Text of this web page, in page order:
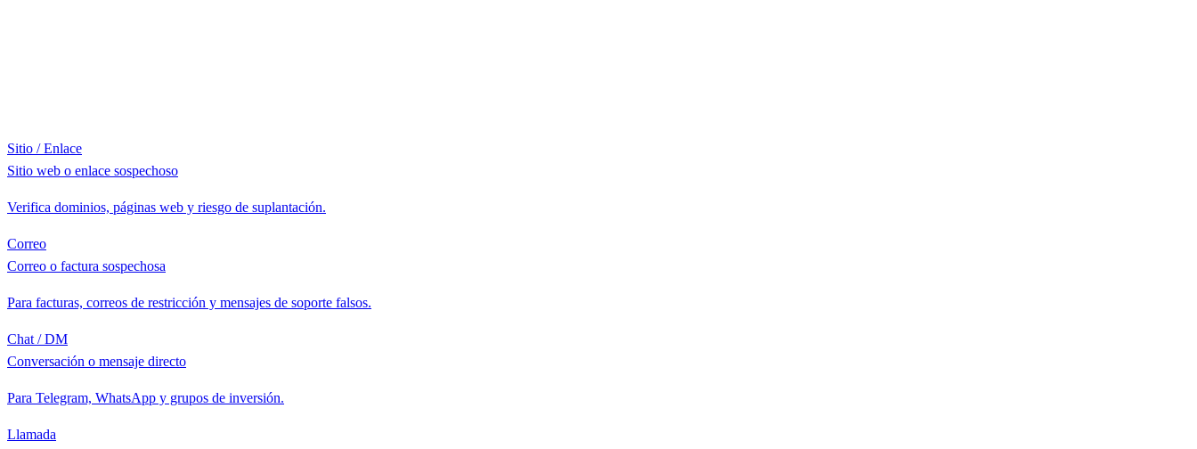
Sitio / Enlace
Sitio web o enlace sospechoso
Verifica dominios, páginas web y riesgo de suplantación.
Correo
Correo o factura sospechosa
Para facturas, correos de restricción y mensajes de soporte falsos.
Chat / DM
Conversación o mensaje directo
Para Telegram, WhatsApp y grupos de inversión.
Llamada